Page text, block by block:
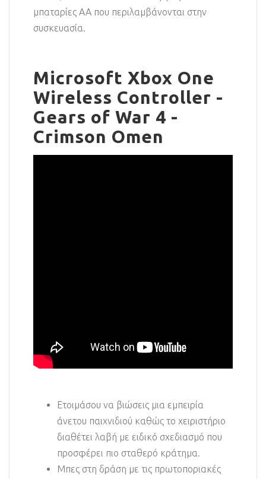
μπαταρίες AA που περιλαμβάνονται στην
συσκευασία.
Microsoft Xbox One
Wireless Controller -
Gears of War 4 -
Crimson Omen
Ετοιμάσου να βιώσεις μια εμπειρία
άνετου παιχνιδιού καθώς το χειριστήριο
διαθέτει λαβή με ειδικό σχεδιασμό που
προσφέρει πιο σταθερό κράτημα.
Μπες στη δράση με τις πρωτοποριακές